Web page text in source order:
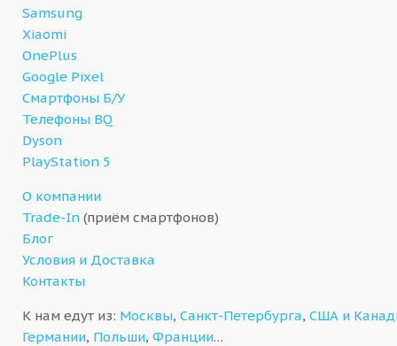
Samsung
Xiaomi
OnePlus
Google Pixel
Смартфоны Б/У
Телефоны BQ
Dyson
PlayStation 5
О компании
Trade-In (приём смартфонов)
Блог
Условия и Доставка
Контакты
К нам едут из: Москвы, Санкт-Петербурга, США и
Германии, Польши, Франции…